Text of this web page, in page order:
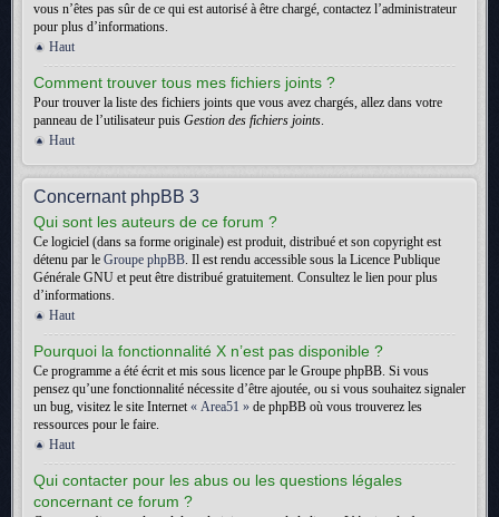
vous n’êtes pas sûr de ce qui est autorisé à être chargé, contactez l’administrateur
pour plus d’informations.
Haut
Comment trouver tous mes fichiers joints ?
Pour trouver la liste des fichiers joints que vous avez chargés, allez dans votre
panneau de l’utilisateur puis Gestion des fichiers joints.
Haut
Concernant phpBB 3
Qui sont les auteurs de ce forum ?
Ce logiciel (dans sa forme originale) est produit, distribué et son copyright est
détenu par le Groupe phpBB. Il est rendu accessible sous la Licence Publique
Générale GNU et peut être distribué gratuitement. Consultez le lien pour plus
d’informations.
Haut
Pourquoi la fonctionnalité X n’est pas disponible ?
Ce programme a été écrit et mis sous licence par le Groupe phpBB. Si vous
pensez qu’une fonctionnalité nécessite d’être ajoutée, ou si vous souhaitez signaler
un bug, visitez le site Internet« Area51 » de phpBB où vous trouverez les
ressources pour le faire.
Haut
Qui contacter pour les abus ou les questions légales
concernant ce forum ?